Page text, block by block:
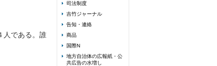
人である。誰
司法制度
吉竹ジャーナル
告知・連絡
商品
国際N
地方自治体の広報紙・公
共広告の水増し